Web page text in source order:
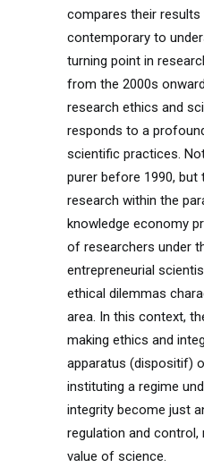
compares their
contemporary to
turning point in
from the 2000s
research ethics and
responds to a
scientific practices.
purer before 1990,
research within the
knowledge economy
of researchers under
entrepreneurial
ethical dilemmas
area. In this context,
making ethics and
apparatus (dispositif)
instituting a regime
integrity become just
regulation and
value of science.